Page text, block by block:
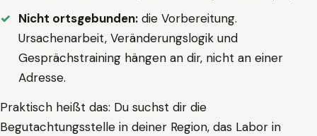
Nicht ortsgebunden: die Vorbereitung.
Ursachenarbeit, Veränderungslogik und
Gesprächstraining hängen an dir, nicht an einer
Adresse.
Praktisch heißt das: Du suchst dir die
Begutachtungsstelle in deiner Region, das Labor in